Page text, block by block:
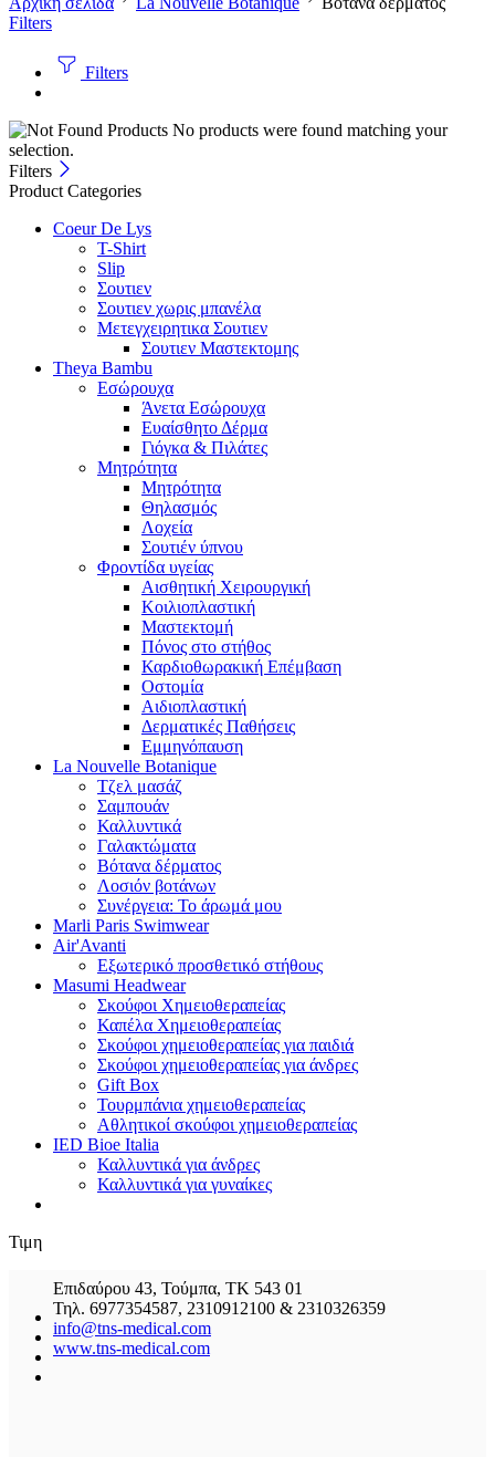
Filters
Filters
No products were found matching your
selection.
Filters
Product Categories
Coeur De Lys
T-Shirt
Slip
Σουτιεν
Σουτιεν χωρις μπανέλα
Μετεγχειρητικα Σουτιεν
Σουτιεν Μαστεκτομης
Theya Bambu
Εσώρουχα
Άνετα Εσώρουχα
Ευαίσθητο Δέρμα
Γιόγκα & Πιλάτες
Μητρότητα
Μητρότητα
Θηλασμός
Λοχεία
Σουτιέν ύπνου
Φροντίδα υγείας
Αισθητική Χειρουργική
Κοιλιοπλαστική
Μαστεκτομή
Πόνος στο στήθος
Καρδιοθωρακική Επέμβαση
Οστομία
Αιδιοπλαστική
Δερματικές Παθήσεις
Εμμηνόπαυση
La Nouvelle Botanique
Τζελ μασάζ
Σαμπουάν
Καλλυντικά
Γαλακτώματα
Βότανα δέρματος
Λοσιόν βοτάνων
Συνέργεια: Το άρωμά μου
Marli Paris Swimwear
Air'Avanti
Εξωτερικό προσθετικό στήθους
Masumi Headwear
Σκούφοι Χημειοθεραπείας
Καπέλα Χημειοθεραπείας
Σκούφοι χημειοθεραπείας για παιδιά
Σκούφοι χημειοθεραπείας για άνδρες
Gift Box
Τουρμπάνια χημειοθεραπείας
Αθλητικοί σκούφοι χημειοθεραπείας
IED Bioe Italia
Καλλυντικά για άνδρες
Καλλυντικά για γυναίκες
Τιμη
Επιδαύρου 43, Τούμπα, ΤΚ 543 01
Τηλ. 6977354587, 2310912100 & 2310326359
info@tns-medical.com
www.tns-medical.com